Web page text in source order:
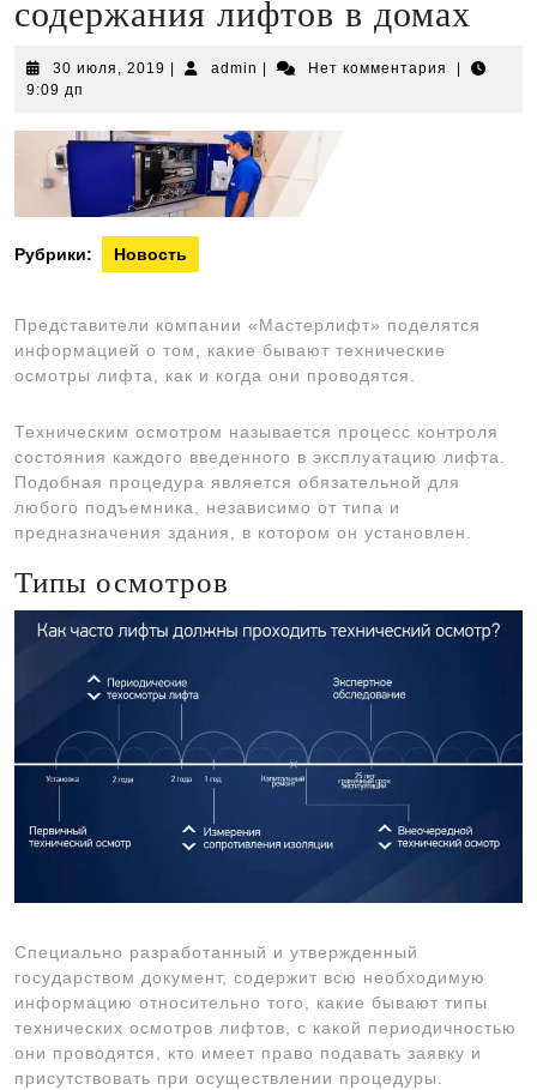
содержания лифтов в домах
30 июля, 2019 30
admin admin Нет комментария
9:09 дп
Рубрики: Новость
Представители компании «Мастерлифт» поделятся
информацией о том, какие бывают технические
осмотры лифта, как и когда они проводятся.
Техническим осмотром называется процесс контроля
состояния каждого введенного в эксплуатацию лифта.
Подобная процедура является обязательной для
любого подъемника, независимо от типа и
предназначения здания, в котором он установлен.
Типы осмотров
Специально разработанный и утвержденный
государством документ, содержит всю необходимую
информацию относительно того, какие бывают типы
технических осмотров лифтов, с какой периодичностью
они проводятся, кто имеет право подавать заявку и
присутствовать при осуществлении процедуры.